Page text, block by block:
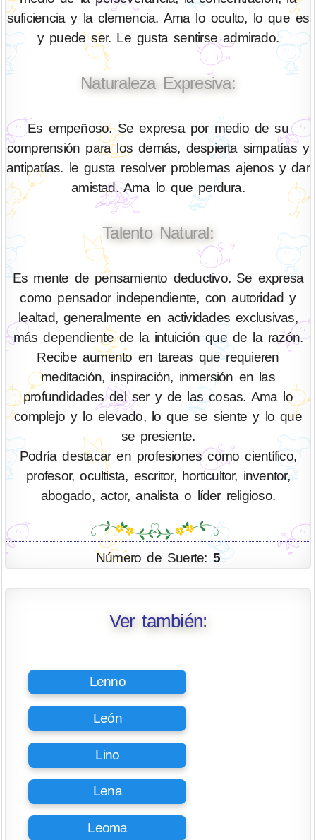
suficiencia y la clemencia. Ama lo oculto, lo que es
y puede ser. Le gusta sentirse admirado.
Naturaleza Expresiva:
Es empeñoso. Se expresa por medio de su
comprensión para los demás, despierta simpatías y
antipatías. le gusta resolver problemas ajenos y dar
amistad. Ama lo que perdura.
Talento Natural:
Es mente de pensamiento deductivo. Se expresa
como pensador independiente, con autoridad y
lealtad, generalmente en actividades exclusivas,
más dependiente de la intuición que de la razón.
Recibe aumento en tareas que requieren
meditación, inspiración, inmersión en las
profundidades del ser y de las cosas. Ama lo
complejo y lo elevado, lo que se siente y lo que
se presiente.
Podría destacar en profesiones como científico,
profesor, ocultista, escritor, horticultor, inventor,
abogado, actor, analista o líder religioso.
Número de Suerte:5
Ver también:
Lenno
León
Lino
Lena
Leoma